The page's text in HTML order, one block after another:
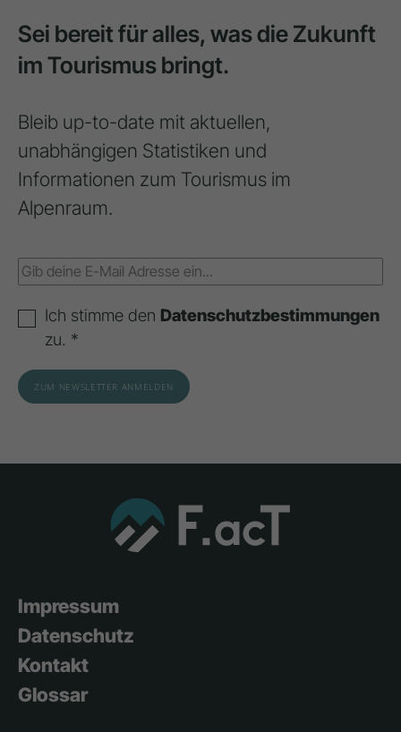
Sei bereit für alles, was die Zukunft
im Tourismus bringt.
Bleib up-to-date mit aktuellen,
unabhängigen Statistiken und
Informationen zum Tourismus im
Alpenraum.
Ich stimme den Datenschutzbestimmungen
zu. *
Impressum
Datenschutz
Kontakt
Glossar